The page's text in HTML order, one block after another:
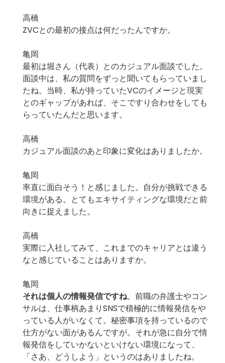
高橋
ZVCとの最初の接点は何だったんですか。
亀岡
最初は堀さん（代表）とのカジュアル面談でした。
面談中は、私の質問をずっと聞いてもらっていまし
たね。当時、私が持っていたVCのイメージと現実
とのギャップがあれば、そこですり合わせをしても
らっていたんだと思います。
高橋
カジュアル面談のあと印象に変化はありましたか。
亀岡
率直に面白そう！と感じました。自分が挑戦できる
環境がある。とてもエキサイティングな環境だと前
向きに捉えました。
高橋
実際に入社してみて、これまでのキャリアとは違う
なと感じていることはありますか。
亀岡
それは個人の情報発信ですね。前職の弁護士やコン
サルは、仕事柄あまりSNSで積極的に情報発信をや
っている人がいなくて。秘密事項を持っているので
仕方がない面があるんですが。それが急に自分で情
報発信をしていかないといけない環境になって、
「さあ、どうしよう」というのはありましたね。